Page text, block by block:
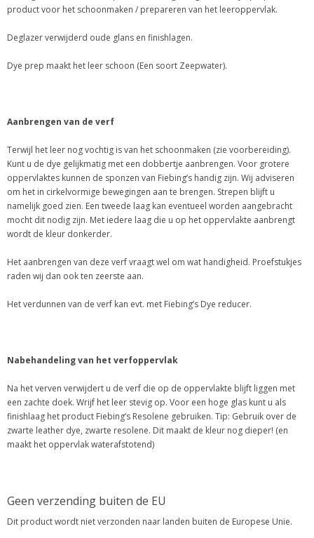
product voor het schoonmaken / prepareren van het leeroppervlak.
Deglazer verwijderd oude glans en finishlagen.
Dye prep maakt het leer schoon (Een soort Zeepwater).
Aanbrengen van de verf
Terwijl het leer nog vochtig is van het schoonmaken (zie voorbereiding).
Kunt u de dye gelijkmatig met een dobbertje aanbrengen. Voor grotere
oppervlaktes kunnen de sponzen van Fiebing’s handig zijn. Wij adviseren
om het in cirkelvormige bewegingen aan te brengen. Strepen blijft u
namelijk goed zien. Een tweede laag kan eventueel worden aangebracht
mocht dit nodig zijn. Met iedere laag die u op het oppervlakte aanbrengt
wordt de kleur donkerder.
Het aanbrengen van deze verf vraagt wel om wat handigheid. Proefstukjes
raden wij dan ook ten zeerste aan.
Het verdunnen van de verf kan evt. met Fiebing’s Dye reducer.
Nabehandeling van het verfoppervlak
Na het verven verwijdert u de verf die op de oppervlakte blijft liggen met
een zachte doek. Wrijf het leer stevig op. Voor een hoge glas kunt u als
finishlaag het product Fiebing’s Resolene gebruiken. Tip: Gebruik over de
zwarte leather dye, zwarte resolene. Dit maakt de kleur nog dieper! (en
maakt het oppervlak waterafstotend)
Geen verzending buiten de EU
Dit product wordt niet verzonden naar landen buiten de Europese Unie.